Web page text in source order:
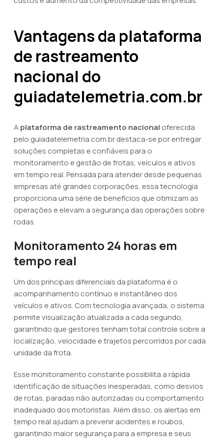
Vantagens da plataforma
de rastreamento
nacional do
guiadatelemetria.com.br
A plataforma de rastreamento nacional oferecida
pelo guiadatelemetria.com.br destaca-se por entregar
soluções completas e confiáveis para o
monitoramento e gestão de frotas, veículos e ativos
em tempo real. Pensada para atender desde pequenas
empresas até grandes corporações, essa tecnologia
proporciona uma série de benefícios que otimizam as
operações e elevam a segurança das operações sobre
rodas.
Monitoramento 24 horas em
tempo real
Um dos principais diferenciais da plataforma é o
acompanhamento contínuo e instantâneo dos
veículos e ativos. Com tecnologia avançada, o sistema
permite visualização atualizada a cada segundo,
garantindo que gestores tenham total controle sobre a
localização, velocidade e trajetos percorridos por cada
unidade da frota.
Esse monitoramento constante possibilita a rápida
identificação de situações inesperadas, como desvios
de rotas, paradas não autorizadas ou comportamento
inadequado dos motoristas. Além disso, os alertas em
tempo real ajudam a prevenir acidentes e roubos,
garantindo maior segurança para a empresa e seus